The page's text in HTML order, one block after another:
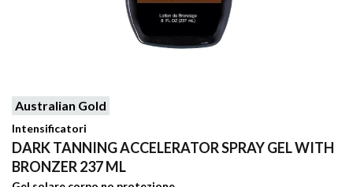
Australian Gold
Intensificatori
DARK TANNING ACCELERATOR SPRAY GEL WITH
BRONZER 237 ML